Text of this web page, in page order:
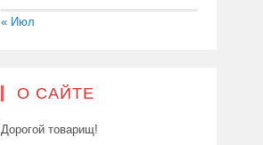
« Июл
О САЙТЕ
Дорогой товарищ!